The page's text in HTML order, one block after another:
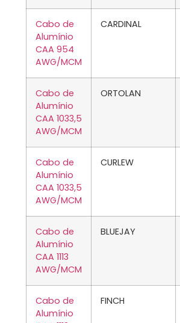
Cabo de
Alumínio
CAA 954
AWG/MCM
CARDINAL
Cabo de
Alumínio
CAA 1033,5
AWG/MCM
ORTOLAN
Cabo de
Alumínio
CAA 1033,5
AWG/MCM
CURLEW
Cabo de
Alumínio
CAA 1113
AWG/MCM
BLUEJAY
Cabo de
Alumínio
FINCH